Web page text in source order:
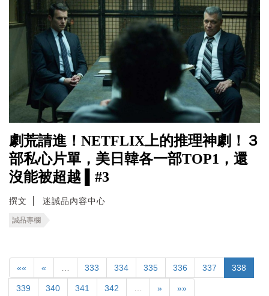
劇荒請進！NETFLIX上的推理神劇！３
部私心片單，美日韓各一部TOP1，還
沒能被超越 ▌#3
撰文 迷誠品內容中心
誠品專欄
«« « 333 334 335 336 337 338
339 340 341 342 » »»